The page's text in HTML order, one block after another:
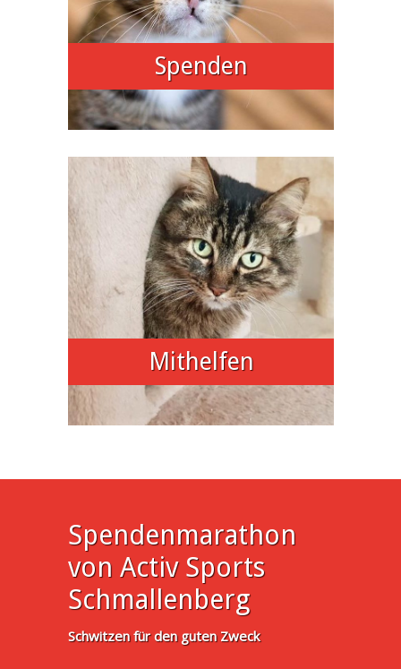
Spenden
Mithelfen
Spendenmarathon
von Activ Sports
Schmallenberg
Schwitzen für den guten Zweck